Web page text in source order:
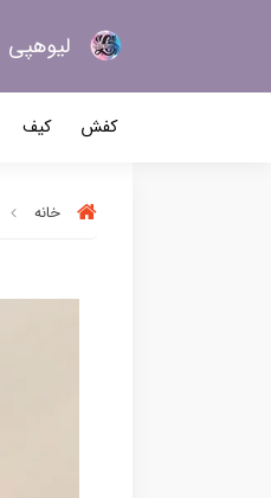
لیو‌هپی
کفش کیف
خانه